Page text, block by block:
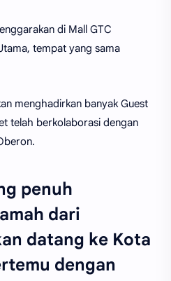
di Mall GTC
tempat yang sama
menghadirkan banyak Guest
telah berkolaborasi dengan
penuh
dari
datang ke Kota
dengan